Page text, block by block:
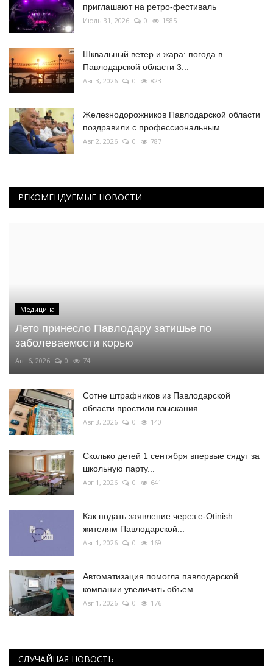
приглашают на ретро-фестиваль
Июль 31, 2026 0 1585
Шквальный ветер и жара: погода в
Павлодарской области 3...
Авг 3, 2026 0 823
Железнодорожников Павлодарской области
поздравили с профессиональным...
Авг 2, 2026 0 787
РЕКОМЕНДУЕМЫЕ НОВОСТИ
Медицина
Лето принесло Павлодару затишье по
заболеваемости корью
Авг 6, 2026 0 74
Сотне штрафников из Павлодарской
области простили взыскания
Авг 3, 2026 0 140
Сколько детей 1 сентября впервые сядут за
школьную парту...
Авг 1, 2026 0 641
Как подать заявление через e-Otinish
жителям Павлодарской...
Авг 1, 2026 0 169
Автоматизация помогла павлодарской
компании увеличить объем...
Авг 1, 2026 0 176
СЛУЧАЙНАЯ НОВОСТЬ